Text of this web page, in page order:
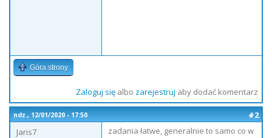
Góra strony
Zaloguj sięalbo zarejestruj aby dodać komentarz
ndz., 12/01/2020 - 17:50
#2
Jaris7
zadania łatwe, generalnie to samo co w